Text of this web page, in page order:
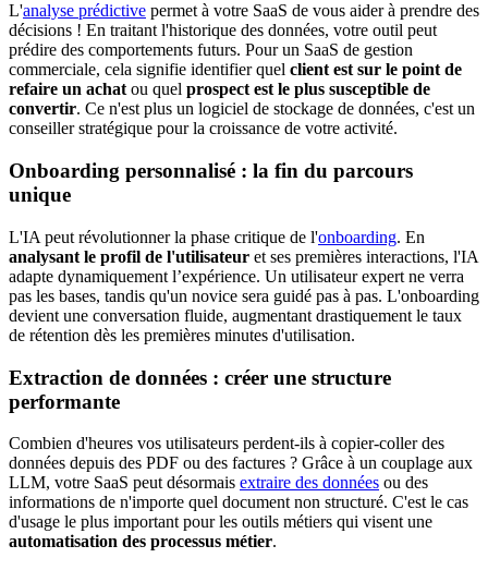
L'analyse prédictive permet à votre SaaS de vous aider à prendre des
décisions ! En traitant l'historique des données, votre outil peut
prédire des comportements futurs. Pour un SaaS de gestion
commerciale, cela signifie identifier quel client est sur le point de
refaire un achat ou quel prospect est le plus susceptible de
convertir. Ce n'est plus un logiciel de stockage de données, c'est un
conseiller stratégique pour la croissance de votre activité.
Onboarding personnalisé : la fin du parcours
unique
L'IA peut révolutionner la phase critique de l'onboarding. En
analysant le profil de l'utilisateur et ses premières interactions, l'IA
adapte dynamiquement l’expérience. Un utilisateur expert ne verra
pas les bases, tandis qu'un novice sera guidé pas à pas. L'onboarding
devient une conversation fluide, augmentant drastiquement le taux
de rétention dès les premières minutes d'utilisation.
Extraction de données : créer une structure
performante
Combien d'heures vos utilisateurs perdent-ils à copier-coller des
données depuis des PDF ou des factures ? Grâce à un couplage aux
LLM, votre SaaS peut désormais extraire des données ou des
informations de n'importe quel document non structuré. C'est le cas
d'usage le plus important pour les outils métiers qui visent une
automatisation des processus métier.